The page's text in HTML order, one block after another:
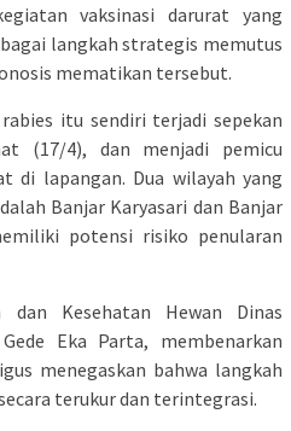
vaksinasi darurat yang
langkah strategis memutus
mematikan tersebut.
itu sendiri terjadi sepekan
(17/4), dan menjadi pemicu
di lapangan. Dua wilayah yang
Banjar Karyasari dan Banjar
potensi risiko penularan
dan Kesehatan Hewan Dinas
Eka Parta, membenarkan
menegaskan bahwa langkah
terukur dan terintegrasi.